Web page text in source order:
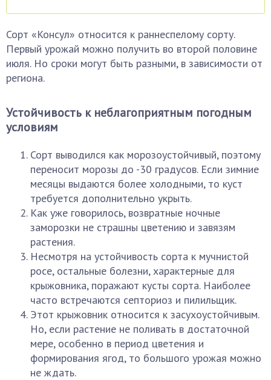
Сорт «Консул» относится к раннеспелому сорту.
Первый урожай можно получить во второй половине
июля. Но сроки могут быть разными, в зависимости от
региона.
Устойчивость к неблагоприятным погодным
условиям
Сорт выводился как морозоустойчивый, поэтому
переносит морозы до -30 градусов. Если зимние
месяцы выдаются более холодными, то куст
требуется дополнительно укрыть.
Как уже говорилось, возвратные ночные
заморозки не страшны цветению и завязям
растения.
Несмотря на устойчивость сорта к мучнистой
росе, остальные болезни, характерные для
крыжовника, поражают кусты сорта. Наиболее
часто встречаются септориоз и пилильщик.
Этот крыжовник относится к засухоустойчивым.
Но, если растение не поливать в достаточной
мере, особенно в период цветения и
формирования ягод, то большого урожая можно
не ждать.